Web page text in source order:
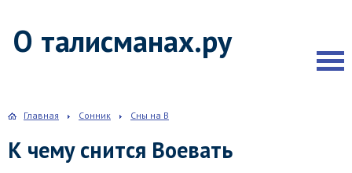
О талисманах.ру
Главная Сонник Сны на В
К чему снится Воевать